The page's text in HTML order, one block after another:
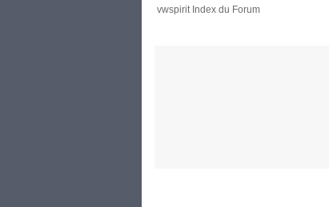
vwspirit Index du Forum